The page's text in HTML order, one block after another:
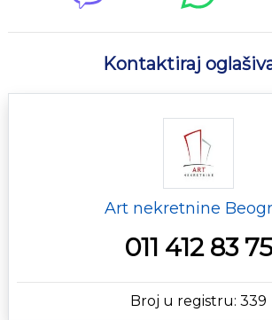
Kontaktiraj
Art nekretnine
011 412 83 75
Broj u registru: 339